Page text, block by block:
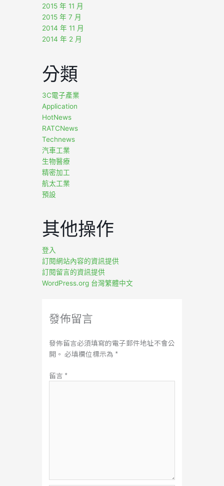
2015 年 11 月
2015 年 7 月
2014 年 11 月
2014 年 2 月
分類
3C電子產業
Application
HotNews
RATCNews
Technews
汽車工業
生物醫療
精密加工
航太工業
預設
其他操作
登入
訂閱網站內容的資訊提供
訂閱留言的資訊提供
WordPress.org 台灣繁體中文
發佈留言
發佈留言必須填寫的電子郵件地址不會公
開。 必填欄位標示為 *
留言 *